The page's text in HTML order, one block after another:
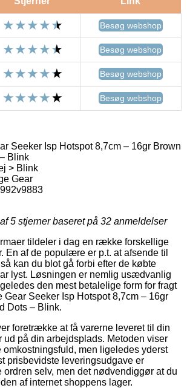
Besøg webshop
Besøg webshop
Besøg webshop
Besøg webshop
Seeker Isp Hotspot 8,7cm – 16gr Brown
Blink
> Blink
Gear
5 stjerner baseret på 32 anmeldelser
tildeler i dag en række forskellige
En af de populære er p.t. at afsende til
kan du blot gå forbi efter de købte
lyst. Løsningen er nemlig usædvanlig
den mest betalelige form for fragt
Gear Seeker Isp Hotspot 8,7cm – 16gr
Dots – Blink.
foretrække at få varerne leveret til din
på din arbejdsplads. Metoden viser
omkostningsfuld, men ligeledes yderst
prisbevidste leveringsudgave er
ordren selv, men det nødvendiggør at du
af internet shoppens lager.